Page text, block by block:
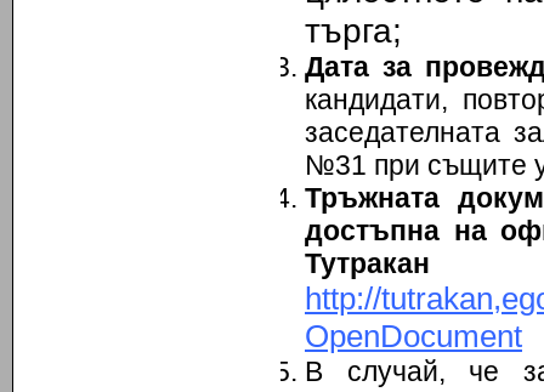
търга;
Дата за
кандидати,
заседателната
№31 при същите
Тръжната
достъпна на
http://
OpenDocument
В случай, че